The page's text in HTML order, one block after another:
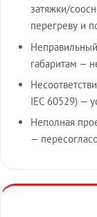
затяжки/
перегреву и
габаритам —
IEC 60529) —
Неполная
—